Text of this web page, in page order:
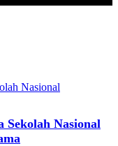
Sekolah Nasional